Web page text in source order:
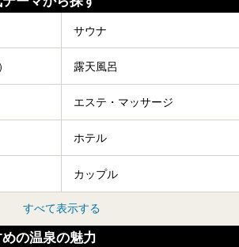
サウナ
露天風呂
エステ・マッサージ
ホテル
カップル
すべて表示する
の温泉の魅力